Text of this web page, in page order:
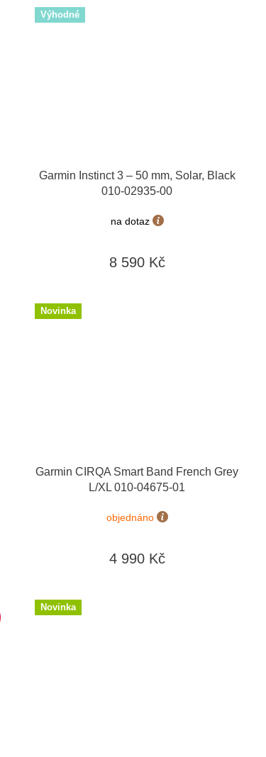
Výhodné
Garmin Instinct 3 – 50 mm, Solar, Black
010-02935-00
na dotaz
8 590 Kč
Novinka
Garmin CIRQA Smart Band French Grey
L/XL 010-04675-01
objednáno
4 990 Kč
Novinka